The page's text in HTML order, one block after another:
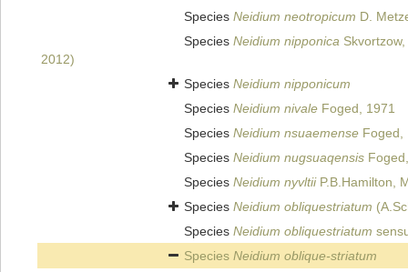
Species Neidium neotropicum D.
Species Neidium nipponica
2012)
Species Neidium nipponicum
Species Neidium nivale Foged, 1971
Species Neidium nsuaemense Foged,
Species Neidium nugsuaqensis
Species Neidium nyvltiiP.B.Hamilton,
Species Neidium obliquestriatum
Species Neidium obliquestriatum
Species Neidium oblique-striatum